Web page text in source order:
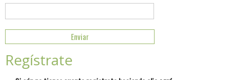
Regístrate